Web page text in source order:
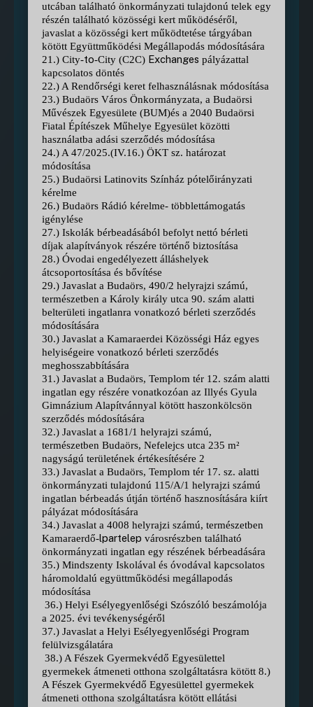
utcában található önkormányzati tulajdonú telek egy
részén található közösségi kert működéséről,
javaslat a közösségi kert működtetése tárgyában
kötött Együttműködési Megállapodás módosítására
21.) City-to-City (C2C) Exchanges pályázattal
kapcsolatos döntés
22.) A Rendőrségi keret felhasználásnak módosítása
23.) Budaörs Város Önkormányzata, a Budaörsi
Művészek Egyesülete (BUM)és a 2040 Budaörsi
Fiatal Építészek Műhelye Egyesület közötti
használatba adási szerződés módosítása
24.) A 47/2025.(IV.16.) ÖKT sz. határozat
módosítása
25.) Budaörsi Latinovits Színház pótelőirányzati
kérelme
26.) Budaörs Rádió kérelme- többlettámogatás
igénylése
27.) Iskolák bérbeadásából befolyt nettó bérleti
díjak alapítványok részére történő biztosítása
28.) Óvodai engedélyezett álláshelyek
átcsoportosítása és bővítése
29.) Javaslat a Budaörs, 490/2 helyrajzi számú,
természetben a Károly király utca 90. szám alatti
belterületi ingatlanra vonatkozó bérleti szerződés
módosítására
30.) Javaslat a Kamaraerdei Közösségi Ház egyes
helyiségeire vonatkozó bérleti szerződés
meghosszabbítására
31.) Javaslat a Budaörs, Templom tér 12. szám alatti
ingatlan egy részére vonatkozóan az Illyés Gyula
Gimnázium Alapítvánnyal kötött haszonkölcsön
szerződés módosítására
32.) Javaslat a 1681/1 helyrajzi számú,
természetben Budaörs, Nefelejcs utca 235 m²
nagyságú területének értékesítésére 2
33.) Javaslat a Budaörs, Templom tér 17. sz. alatti
önkormányzati tulajdonú 115/A/1 helyrajzi számú
ingatlan bérbeadás útján történő hasznosítására kiírt
pályázat módosítására
34.) Javaslat a 4008 helyrajzi számú, természetben
Kamaraerdő-lpartelep városrészben található
önkormányzati ingatlan egy részének bérbeadására
35.) Mindszenty Iskolával és óvodával kapcsolatos
háromoldalú együttműködési megállapodás
módosítása
36.) Helyi Esélyegyenlőségi Szószóló beszámolója
a 2025. évi tevékenységéről
37.) Javaslat a Helyi Esélyegyenlőségi Program
felülvizsgálatára
38.) A Fészek Gyermekvédő Egyesülettel
gyermekek átmeneti otthona szolgáltatásra kötött 8.)
A Fészek Gyermekvédő Egyesülettel gyermekek
átmeneti otthona szolgáltatásra kötött ellátási